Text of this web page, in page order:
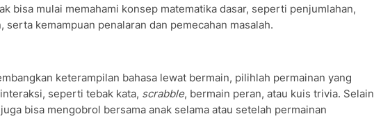
bisa mulai memahami konsep matematika dasar, seperti penjumlahan,
serta kemampuan penalaran dan pemecahan masalah.
keterampilan bahasa lewat bermain, pilihlah permainan yang
seperti tebak kata, scrabble, bermain peran, atau kuis trivia. Selain
bisa mengobrol bersama anak selama atau setelah permainan